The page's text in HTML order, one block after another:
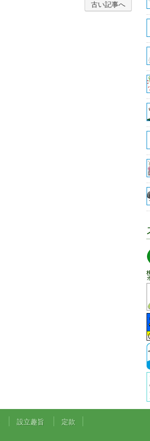
古い記事へ
設立趣旨 定款